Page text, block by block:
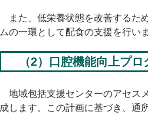
また、低栄養状態を改善するた
ムの一環として配食の支援を行いま
（2）口腔機能向上プロ
地域包括支援センターのアセス
成します。この計画に基づき、通